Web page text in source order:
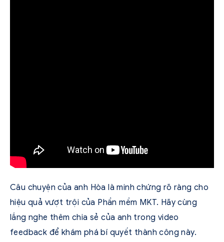
Câu chuyện của anh Hòa là minh chứng rõ ràng cho
hiệu quả vượt trội của Phần mềm MKT. Hãy cùng
lắng nghe thêm chia sẻ của anh trong video
feedback để khám phá bí quyết thành công này.